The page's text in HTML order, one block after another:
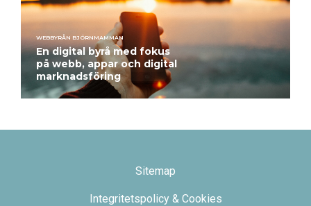
WEBBYRÅN BJÖRNMAMMAN
En digital byrå med fokus
på webb, appar och digital
marknadsföring
Sitemap
Integritetspolicy & Cookies